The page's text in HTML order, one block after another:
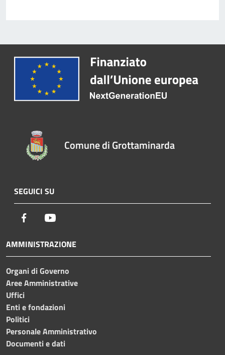
Comune di Grottaminarda
SEGUICI SU
Facebook
AMMINISTRAZIONE
Organi di Governo
Aree Amministrative
Uffici
Enti e fondazioni
Politici
Personale Amministrativo
Documenti e dati